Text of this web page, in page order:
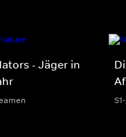
- Jäger in